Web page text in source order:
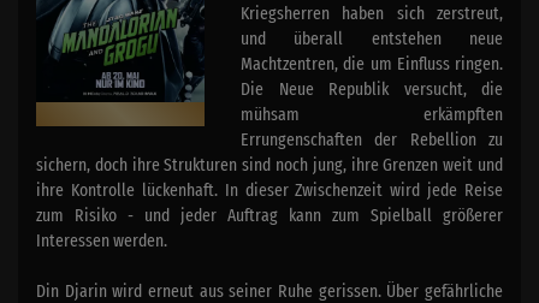
Kriegsherren haben sich zerstreut,
und überall entstehen neue
Machtzentren, die um Einfluss ringen.
Die Neue Republik versucht, die
mühsam erkämpften
Errungenschaften der Rebellion zu
sichern, doch ihre Strukturen sind noch jung, ihre Grenzen weit und
ihre Kontrolle lückenhaft. In dieser Zwischenzeit wird jede Reise
zum Risiko - und jeder Auftrag kann zum Spielball größerer
Interessen werden.
Din Djarin wird erneut aus seiner Ruhe gerissen. Über gefährliche